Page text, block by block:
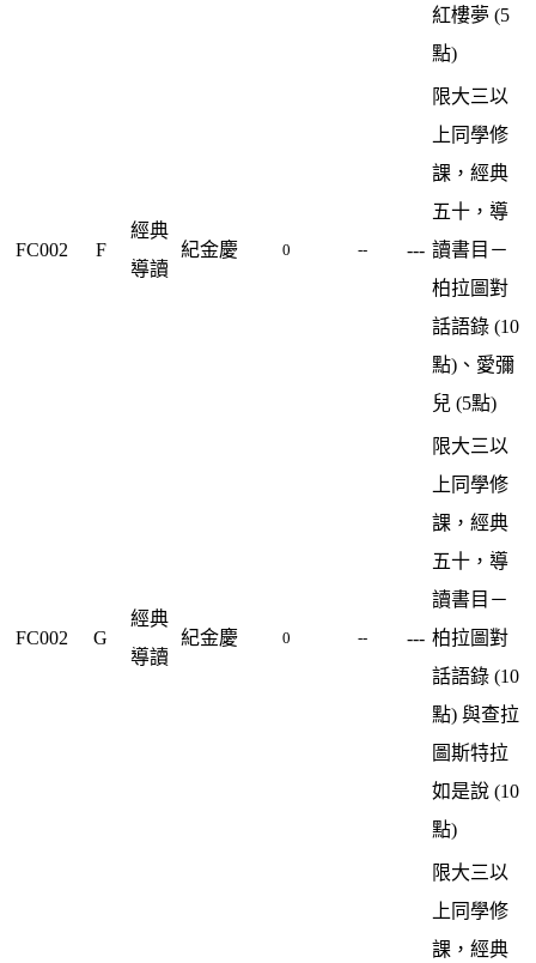
紅樓夢 (5
點)
FC002 F
經典
導讀
紀金慶 0 -- ---
限大三以
上同學修
課，經典
五十，導
讀書目－
柏拉圖對
話語錄 (10
點)、愛彌
兒 (5點)
FC002 G
經典
導讀
紀金慶 0 -- ---
限大三以
上同學修
課，經典
五十，導
讀書目－
柏拉圖對
話語錄 (10
點) 與查拉
圖斯特拉
如是說 (10
點)
限大三以
上同學修
課，經典